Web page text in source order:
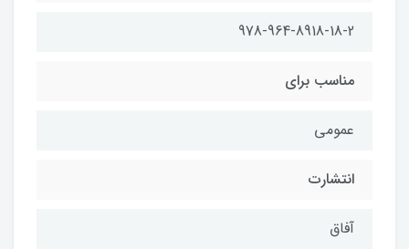
978-964-8918-18-2
مناسب براي
عمومي
انتشارت
آفاق